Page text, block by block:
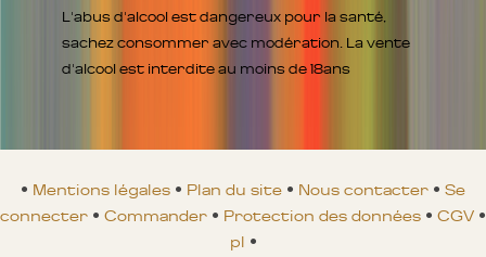
L'abus d'alcool est dangereux pour la santé,
sachez consommer avec modération. La vente
d'alcool est interdite au moins de 18ans
• Mentions légales • Plan du site • Nous contacter • Se
connecter • Commander • Protection des données • CGV •
pl •